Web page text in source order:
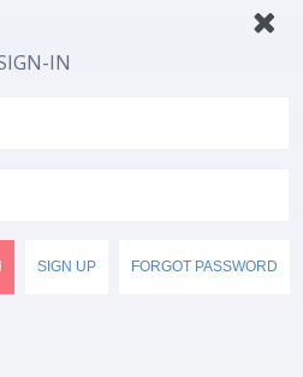
IN
SIGN UP FORGOT PASSWORD